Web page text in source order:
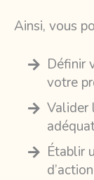
Ainsi, vous
Définir
votre
Valider
Établir
d’action